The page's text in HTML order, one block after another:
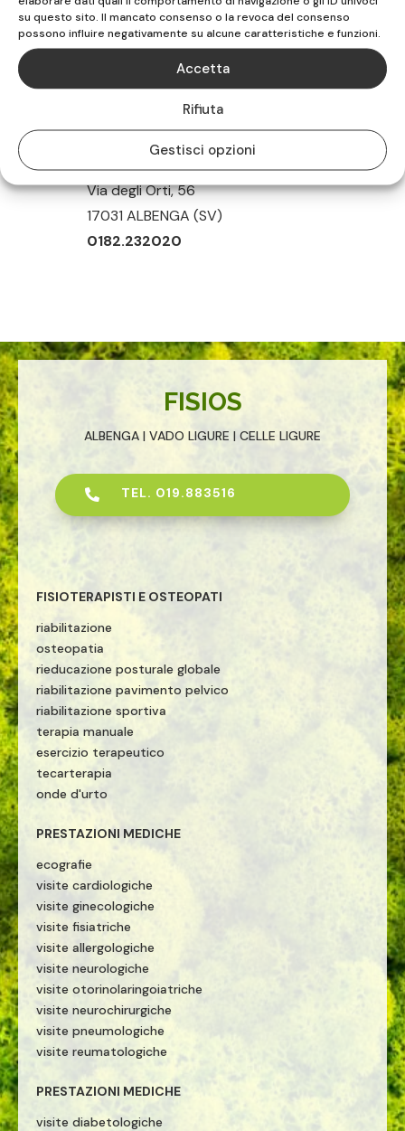
su questo sito. Il mancato consenso o la revoca del consenso
possono influire negativamente su alcune caratteristiche e funzioni.
Accetta
Rifiuta
Gestisci opzioni
 Poliambulatorio di Vado Ligure
Via Sabazia, 30
17047 VADO LIGURE (SV)
Poliambulatorio di Albenga
Via degli Orti, 56
17031 ALBENGA (SV)
0182.232020
FISIOS
ALBENGA | VADO LIGURE | CELLE LIGURE
 TEL. 019.883516
FISIOTERAPISTI E OSTEOPATI
riabilitazione
osteopatia
rieducazione posturale globale
riabilitazione pavimento pelvico
riabilitazione sportiva
terapia manuale
esercizio terapeutico
tecarterapia
onde d'urto
PRESTAZIONI MEDICHE
ecografie
visite cardiologiche
visite ginecologiche
visite fisiatriche
visite allergologiche
visite neurologiche
visite otorinolaringoiatriche
visite neurochirurgiche
visite pneumologiche
visite reumatologiche
PRESTAZIONI MEDICHE
visite diabetologiche